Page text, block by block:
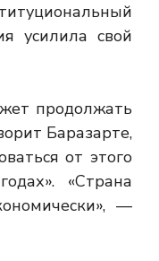
усилила свой
продолжать
Баразарте,
от этого
«Страна
—